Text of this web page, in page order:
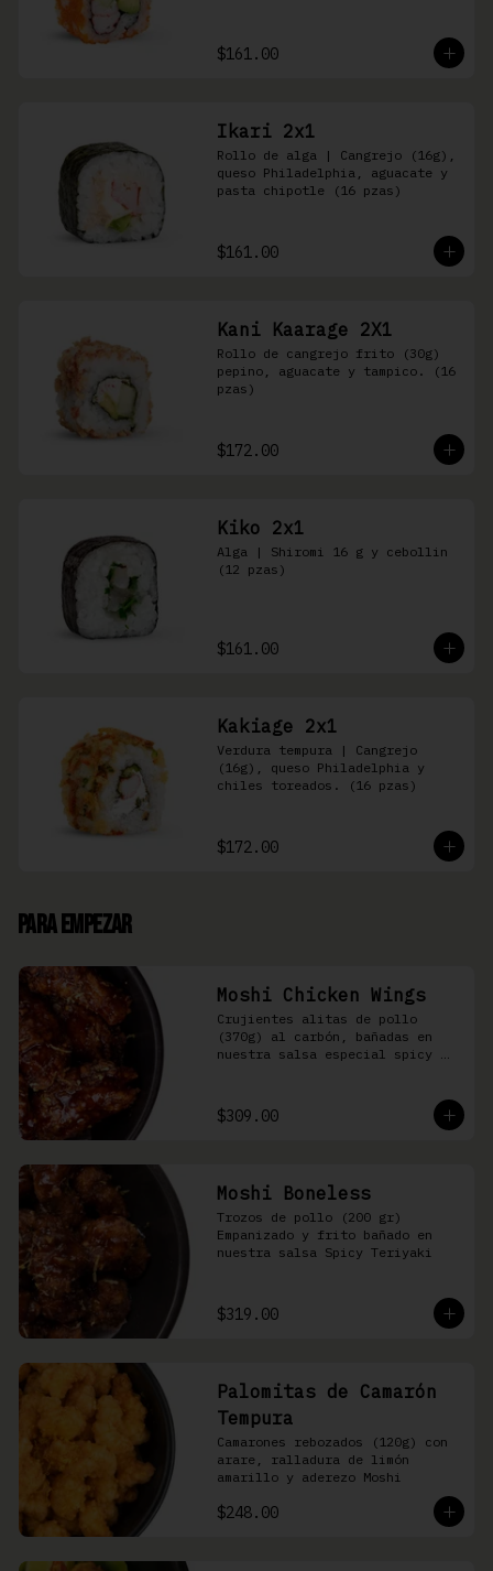
$161.00
Ikari 2x1
Rollo de alga | Cangrejo (16g),
queso Philadelphia, aguacate y
pasta chipotle (16 pzas)
$161.00
Kani Kaarage 2X1
Rollo de cangrejo frito (30g)
pepino, aguacate y tampico. (16
pzas)
$172.00
Kiko 2x1
Alga | Shiromi 16 g y cebollin
(12 pzas)
$161.00
Kakiage 2x1
Verdura tempura | Cangrejo
(16g), queso Philadelphia y
chiles toreados. (16 pzas)
$172.00
Para Empezar
Moshi Chicken Wings
Crujientes alitas de pollo
(370g) al carbón, bañadas en
nuestra salsa especial spicy
$309.00
Moshi Boneless
Trozos de pollo (200 gr)
Empanizado y frito bañado en
nuestra salsa Spicy Teriyaki
$319.00
Palomitas de Camarón
Tempura
Camarones rebozados (120g) con
arare, ralladura de limón
amarillo y aderezo Moshi
$248.00